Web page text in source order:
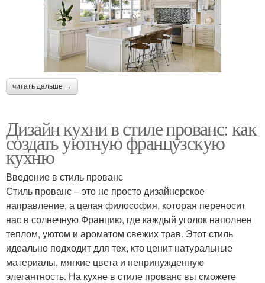
читать дальше →
Дизайн кухни в стиле прованс: как
создать уютную французскую
кухню
Введение в стиль прованс
Стиль прованс – это не просто дизайнерское
направление, а целая философия, которая переносит
нас в солнечную Францию, где каждый уголок наполнен
теплом, уютом и ароматом свежих трав. Этот стиль
идеально подходит для тех, кто ценит натуральные
материалы, мягкие цвета и непринужденную
элегантность. На кухне в стиле прованс вы сможете